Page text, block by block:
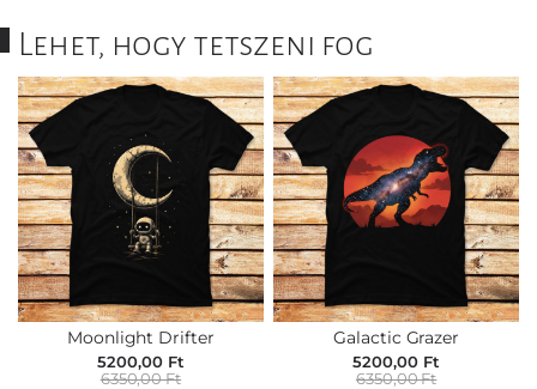
Lehet, hogy tetszeni fog
Moonlight Drifter
5200,00 Ft
6350,00 Ft
Galactic Grazer
5200,00 Ft
6350,00 Ft